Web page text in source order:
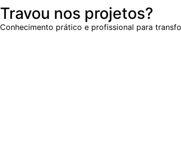
Travou nos projetos?
Conhecimento prático e profissional para